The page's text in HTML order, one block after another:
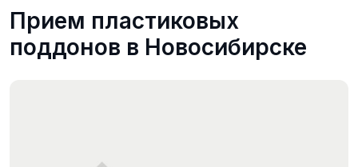
Прием пластиковых
поддонов в Новосибирске